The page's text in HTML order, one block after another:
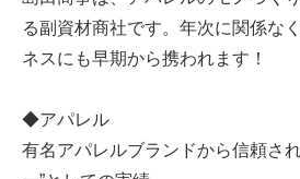
る副資材商社です。年次に関係な
ネスにも早期から携われます！
◆アパレル
有名アパレルブランドから信頼さ